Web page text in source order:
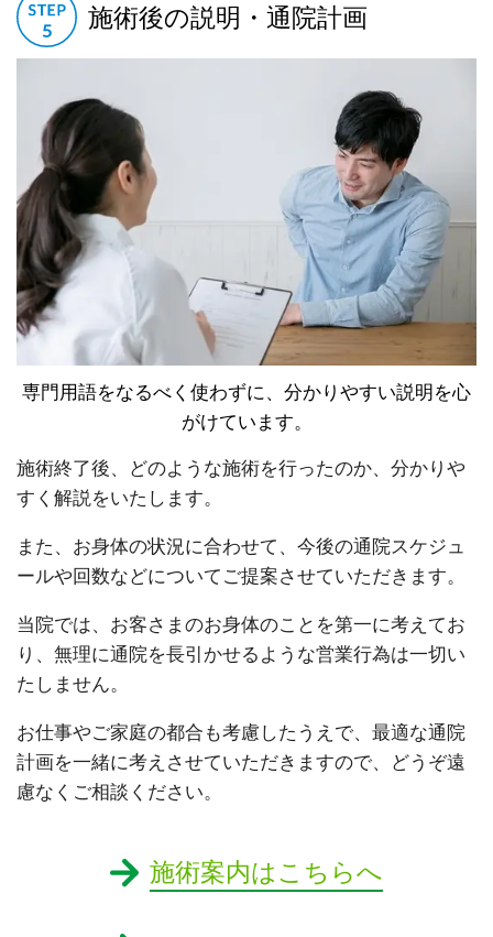
施術後の説明・通院計画
専門用語をなるべく使わずに、分かりやすい説明を心
がけています。
施術終了後、どのような施術を行ったのか、分かりや
すく解説をいたします。
また、お身体の状況に合わせて、今後の通院スケジュ
ールや回数などについてご提案させていただきます。
当院では、お客さまのお身体のことを第一に考えてお
り、無理に通院を長引かせるような営業行為は一切い
たしません。
お仕事やご家庭の都合も考慮したうえで、最適な通院
計画を一緒に考えさせていただきますので、どうぞ遠
慮なくご相談ください。
施術案内はこちらへ